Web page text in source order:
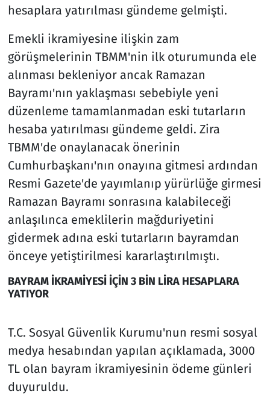
hesaplara yatırılması gündeme gelmişti.
Emekli ikramiyesine ilişkin zam
görüşmelerinin TBMM'nin ilk oturumunda ele
alınması bekleniyor ancak Ramazan
Bayramı'nın yaklaşması sebebiyle yeni
düzenleme tamamlanmadan eski tutarların
hesaba yatırılması gündeme geldi. Zira
TBMM'de onaylanacak önerinin
Cumhurbaşkanı'nın onayına gitmesi ardından
Resmi Gazete'de yayımlanıp yürürlüğe girmesi
Ramazan Bayramı sonrasına kalabileceği
anlaşılınca emeklilerin mağduriyetini
gidermek adına eski tutarların bayramdan
önceye yetiştirilmesi kararlaştırılmıştı.
BAYRAM İKRAMİYESİ İÇİN 3 BİN LİRA HESAPLARA
YATIYOR
T.C. Sosyal Güvenlik Kurumu'nun resmi sosyal
medya hesabından yapılan açıklamada, 3000
TL olan bayram ikramiyesinin ödeme günleri
duyuruldu.